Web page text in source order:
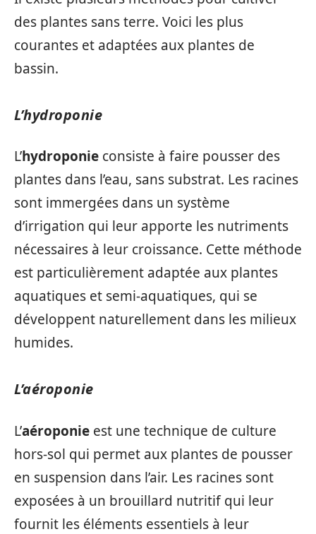
des plantes sans terre. Voici les plus
courantes et adaptées aux plantes de
bassin.
L’hydroponie
L’hydroponie consiste à faire pousser des
plantes dans l’eau, sans substrat. Les racines
sont immergées dans un système
d’irrigation qui leur apporte les nutriments
nécessaires à leur croissance. Cette méthode
est particulièrement adaptée aux plantes
aquatiques et semi-aquatiques, qui se
développent naturellement dans les milieux
humides.
L’aéroponie
L’aéroponie est une technique de culture
hors-sol qui permet aux plantes de pousser
en suspension dans l’air. Les racines sont
exposées à un brouillard nutritif qui leur
fournit les éléments essentiels à leur